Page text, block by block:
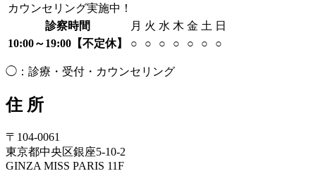
カウンセリング実施中！
診察時間
月 火 水 木 金 土 日
10:00～19:00 【不定休】 ○ ○ ○ ○ ○ ○ ○
◯：診療・受付・カウンセリング
住 所
〒104-0061
東京都中央区銀座5-10-2
GINZA MISS PARIS 11F